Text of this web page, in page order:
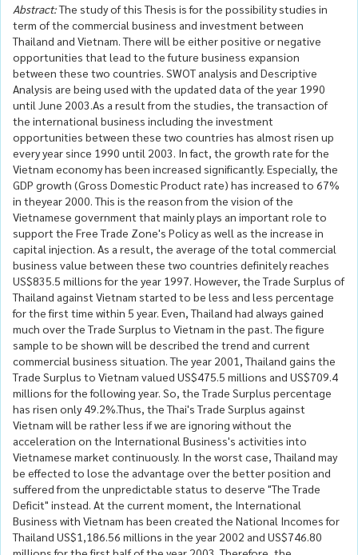
Abstract:The study of this Thesis is for the possibility studies in
term of the commercial business and investment between
Thailand and Vietnam. There will be either positive or negative
opportunities that lead to the future business expansion
between these two countries. SWOT analysis and Descriptive
Analysis are being used with the updated data of the year 1990
until June 2003.As a result from the studies, the transaction of
the international business including the investment
opportunities between these two countries has almost risen up
every year since 1990 until 2003. In fact, the growth rate for the
Vietnam economy has been increased significantly. Especially, the
GDP growth (Gross Domestic Product rate) has increased to 67%
in theyear 2000. This is the reason from the vision of the
Vietnamese government that mainly plays an important role to
support the Free Trade Zone's Policy as well as the increase in
capital injection. As a result, the average of the total commercial
business value between these two countries definitely reaches
US$835.5 millions for the year 1997. However, the Trade Surplus of
Thailand against Vietnam started to be less and less percentage
for the first time within 5 year. Even, Thailand had always gained
much over the Trade Surplus to Vietnam in the past. The figure
sample to be shown will be described the trend and current
commercial business situation. The year 2001, Thailand gains the
Trade Surplus to Vietnam valued US$475.5 millions and US$709.4
millions for the following year. So, the Trade Surplus percentage
has risen only 49.2%.Thus, the Thai's Trade Surplus against
Vietnam will be rather less if we are ignoring without the
acceleration on the International Business's activities into
Vietnamese market continuously. In the worst case, Thailand may
be effected to lose the advantage over the better position and
suffered from the unpredictable status to deserve "The Trade
Deficit" instead. At the current moment, the International
Business with Vietnam has been created the National Incomes for
Thailand US$1,186.56 millions in the year 2002 and US$746.80